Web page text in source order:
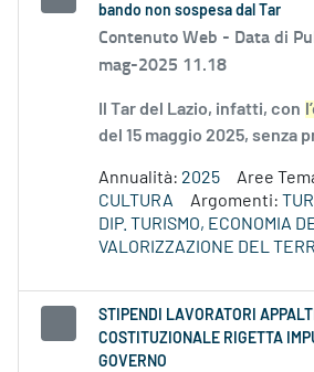
bando non sospesa dal Tar
Contenuto Web - Data di
mag-2025 11.18
Il Tar del Lazio, infatti, con
del 15 maggio 2025, senza
Annualità: 2025 Aree
CULTURA
Argomenti:
DIP. TURISMO, ECONOMIA
VALORIZZAZIONE DEL
STIPENDI LAVORATORI
COSTITUZIONALE RIGETTA
GOVERNO